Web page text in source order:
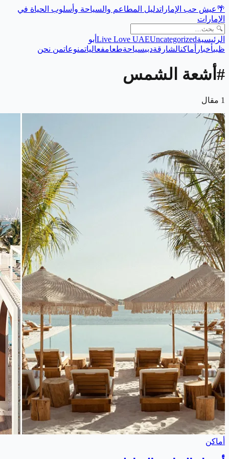
🌴عيش حب الإماراتدليل المطاعم والسياحة وأسلوب الحياة في
الإمارات
الرئيسية Live Love UAEUncategorized
أبو
ظبيأخبار أماكنالشارقةدبيسياحةطعامفعالياتمنوعاتمن نحن
# أشعة الشمس
1 مقال
أماكن